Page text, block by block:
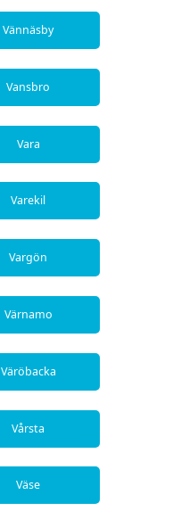
Vännäsby
Vansbro
Vara
Varekil
Vargön
Värnamo
Väröbacka
Vårsta
Väse